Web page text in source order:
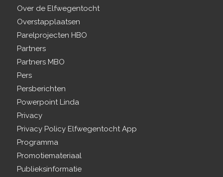
Over de Elfwegentocht
Overstapplaatsen
Parelprojecten HBO
Partners
Partners MBO
Pers
Persberichten
Powerpoint Linda
Privacy
Privacy Policy Elfwegentocht App
Programma
Promotiemateriaal
Publieksinformatie